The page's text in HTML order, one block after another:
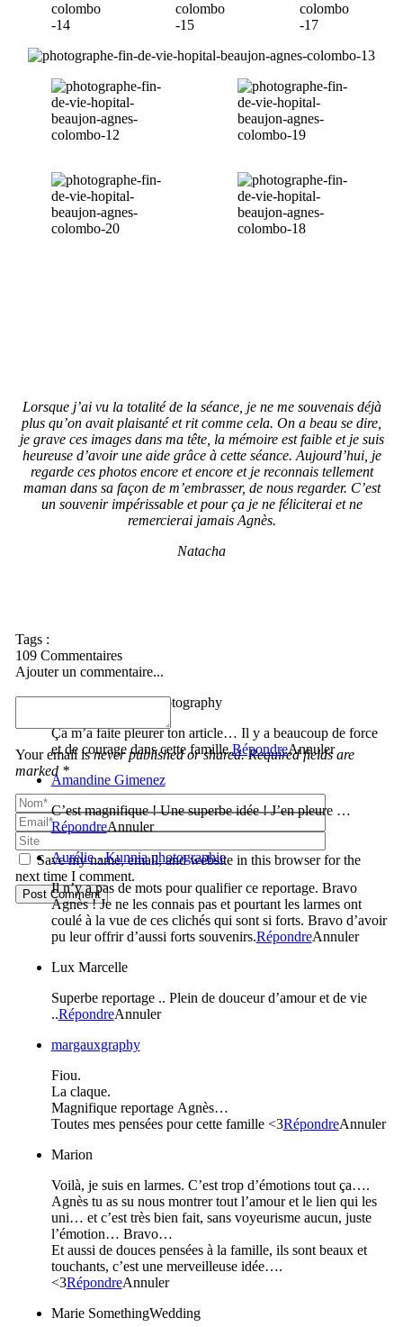
Lorsque j’ai vu la totalité de la séance, je ne me souvenais déjà
plus qu’on avait plaisanté et rit comme cela. On a beau se dire,
je grave ces images dans ma tête, la mémoire est faible et je suis
heureuse d’avoir une aide grâce à cette séance. Aujourd’hui, je
regarde ces photos encore et encore et je reconnais tellement
maman dans sa façon de m’embrasser, de nous regarder. C’est
un souvenir impérissable et pour ça je ne féliciterai et ne
remercierai jamais Agnès.
Natacha
Tags :
109 Commentaires
Ajouter un commentaire...
Your email isnever published or shared. Required fields are
marked *
Save my name, email, and website in this browser for the
next time I comment.
Post Comment
Valerie Raynaud Photography
Ça m’a faite pleurer ton article… Il y a beaucoup de force
et de courage dans cette famille.RépondreAnnuler
Amandine Gimenez
C’est magnifique ! Une superbe idée ! J’en pleure …
RépondreAnnuler
Aurélie - Kunnia photographie
Il n’y a pas de mots pour qualifier ce reportage. Bravo
Agnès ! Je ne les connais pas et pourtant les larmes ont
coulé à la vue de ces clichés qui sont si forts. Bravo d’avoir
pu leur offrir d’aussi forts souvenirs.RépondreAnnuler
Lux Marcelle
Superbe reportage .. Plein de douceur d’amour et de vie
..RépondreAnnuler
margauxgraphy
Fiou.
La claque.
Magnifique reportage Agnès…
Toutes mes pensées pour cette famille <3RépondreAnnuler
Marion
Voilà, je suis en larmes. C’est trop d’émotions tout ça….
Agnès tu as su nous montrer tout l’amour et le lien qui les
uni… et c’est très bien fait, sans voyeurisme aucun, juste
l’émotion… Bravo…
Et aussi de douces pensées à la famille, ils sont beaux et
touchants, c’est une merveilleuse idée….
<3RépondreAnnuler
Marie SomethingWedding